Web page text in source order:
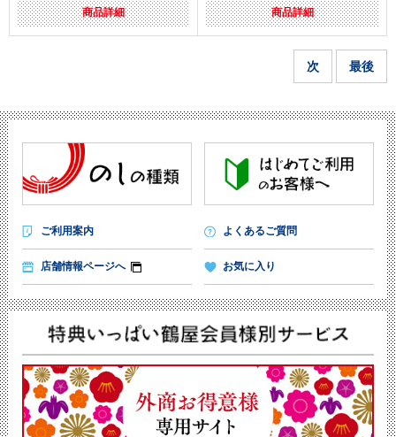
商品詳細 商品詳細
次 最後
ご利用案内 よくあるご質問
店舗情報ページへ お気に入り